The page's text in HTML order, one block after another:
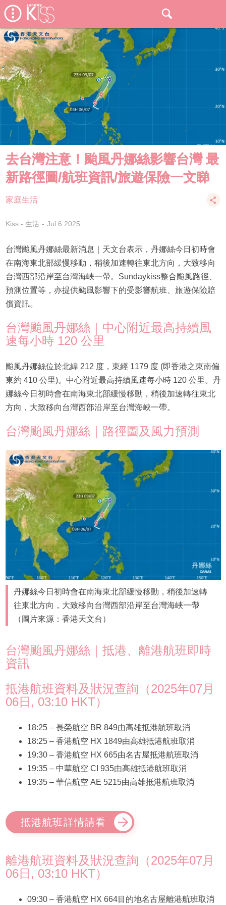
去台灣注意！颱風丹娜絲影響台灣 最
新路徑圖/航班資訊/旅遊保險一文睇
家庭生活
Kiss - 生活 Jul 6 2025
台灣颱風丹娜絲最新消息｜天文台表示，丹娜絲今日初時會
在南海東北部緩慢移動，稍後加速轉往東北方向，大致移向
台灣西部沿岸至台灣海峽一帶。Sundaykiss整合颱風路徑、
預測位置等，亦提供颱風影響下的受影響航班、旅遊保險賠
償資訊。
台灣颱風丹娜絲｜中心附近最高持續風
速每小時 120 公里
颱風丹娜絲位於北緯 212 度，東經 1179 度 (即香港之東南偏
東約 410 公里)。中心附近最高持續風速每小時 120 公里。丹
娜絲今日初時會在南海東北部緩慢移動，稍後加速轉往東北
方向，大致移向台灣西部沿岸至台灣海峽一帶。
台灣颱風丹娜絲｜路徑圖及風力預測
丹娜絲今日初時會在南海東北部緩慢移動，稍後加速轉
往東北方向，大致移向台灣西部沿岸至台灣海峽一帶
（圖片來源：香港天文台）
台灣颱風丹娜絲｜抵港、離港航班即時
資訊
抵港航班資料及狀況查詢（2025年07月
06日, 03:10 HKT）
18:25 – 長榮航空 BR 849由高雄抵港航班取消
18:25 – 香港航空 HX 1849由高雄抵港航班取消
19:30 – 香港航空 HX 665由名古屋抵港航班取消
19:35 – 中華航空 CI 935由高雄抵港航班取消
19:35 – 華信航空 AE 5215由高雄抵港航班取消
抵港航班詳情請看
離港航班資料及狀況查詢（2025年07月
06日, 03:10 HKT）
09:30 – 香港航空 HX 664目的地名古屋離港航班取消